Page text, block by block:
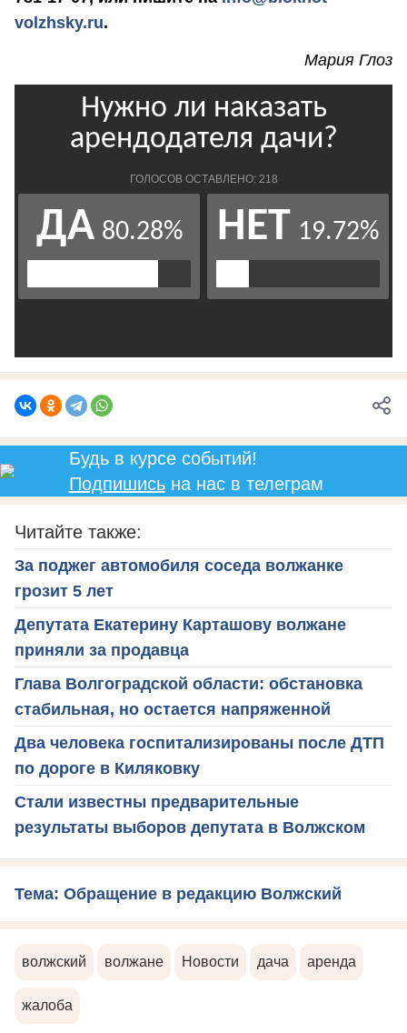
volzhsky.ru.
Мария Глоз
Будь в курсе событий!
Подпишисьна нас в телеграм
Читайте также:
За поджег автомобиля соседа волжанке
грозит 5 лет
Депутата Екатерину Карташову волжане
приняли за продавца
Глава Волгоградской области: обстановка
стабильная, но остается напряженной
Два человека госпитализированы после ДТП
по дороге в Киляковку
Стали известны предварительные
результаты выборов депутата в Волжском
Тема: Обращение в редакцию Волжский
волжский волжане Новости дача аренда
жалоба